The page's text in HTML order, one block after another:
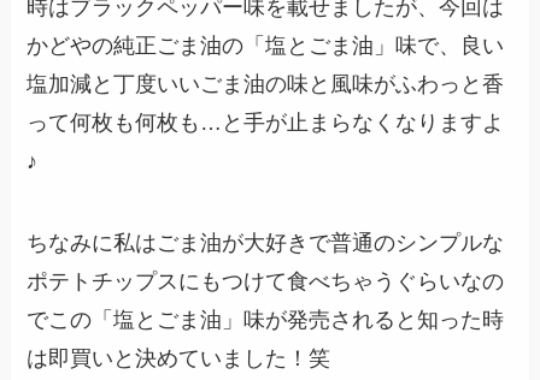
時はブラックペッパー味を載せましたが、今回は
かどやの純正ごま油の「塩とごま油」味で、良い
塩加減と丁度いいごま油の味と風味がふわっと香
って何枚も何枚も…と手が止まらなくなりますよ
♪
ちなみに私はごま油が大好きで普通のシンプルな
ポテトチップスにもつけて食べちゃうぐらいなの
でこの「塩とごま油」味が発売されると知った時
は即買いと決めていました！笑